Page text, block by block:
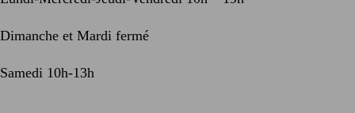
Dimanche et Mardi fermé
Samedi 10h-13h